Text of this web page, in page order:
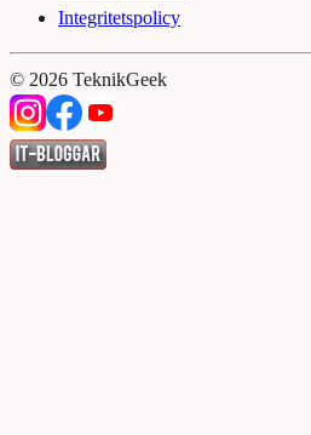
Integritetspolicy
© 2026 TeknikGeek